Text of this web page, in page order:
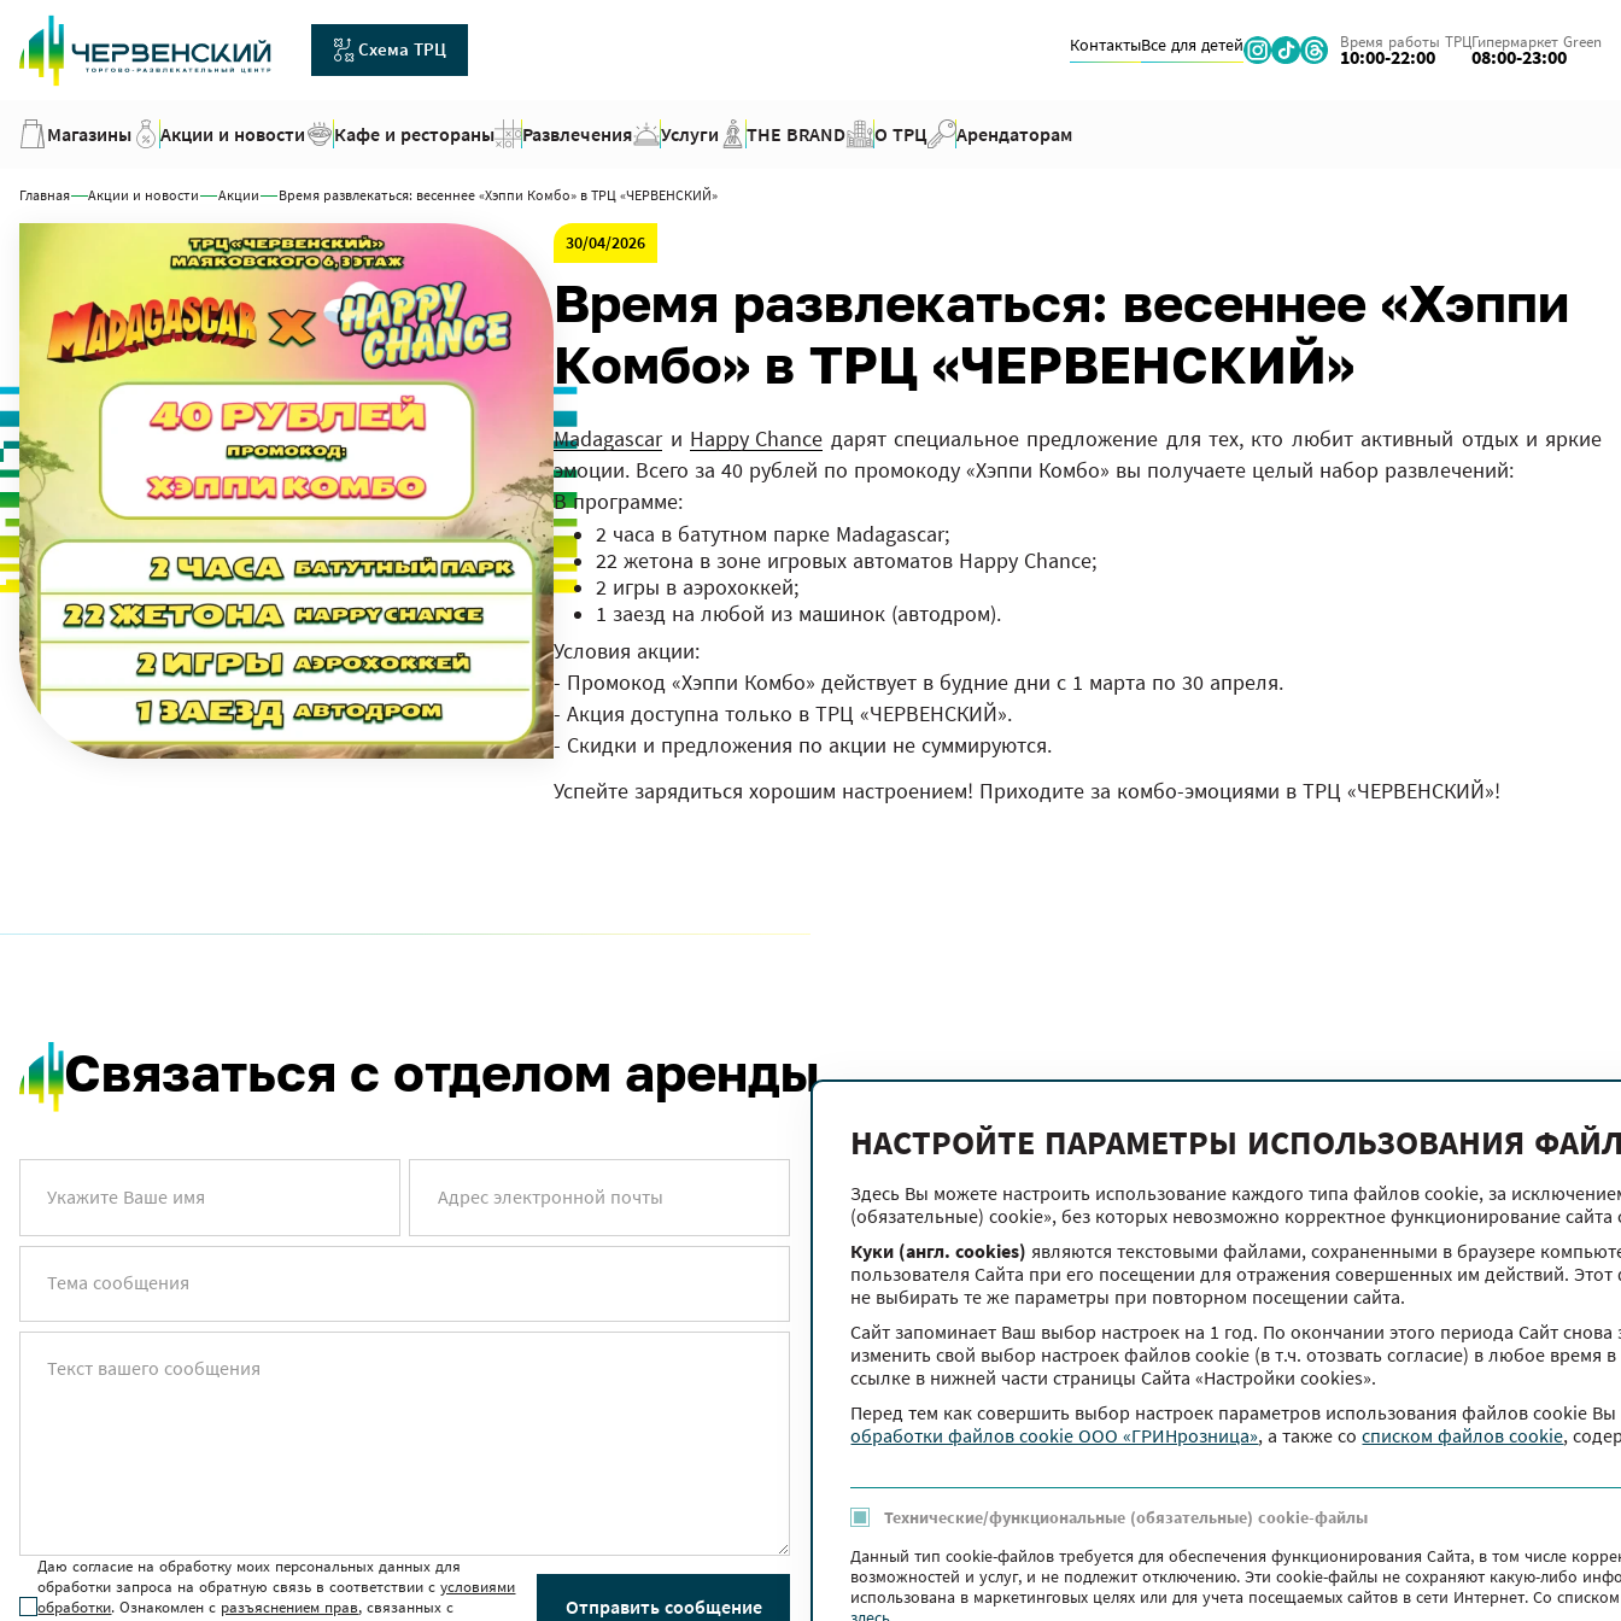
Схема ТРЦ КонтактыВсе для детей Время работы ТРЦ
10:00-22:00
Гипермаркет Green
08:00-23:00
Магазины Акции и новости Кафе и рестораны Развлечения Услуги THE BRAND О ТРЦ Арендаторам
Главная Акции и новости Акции Время развлекаться: весеннее «Хэппи Комбо» в ТРЦ «ЧЕРВЕНСКИЙ»
30/04/2026
Время развлекаться: весеннее «Хэппи
Комбо» в ТРЦ «ЧЕРВЕНСКИЙ»
Madagascarи Happy Chance дарят специальное предложение для тех, кто любит активный отдых и яркие
эмоции. Всего за 40 рублей по промокоду «Хэппи Комбо» вы получаете целый набор развлечений:
В программе:
2 часа в батутном парке Madagascar;
22 жетона в зоне игровых автоматов Happy Chance;
2 игры в аэрохоккей;
1 заезд на любой из машинок (автодром).
Условия акции:
- Промокод «Хэппи Комбо» действует в будние дни с 1 марта по 30 апреля.
- Акция доступна только в ТРЦ «ЧЕРВЕНСКИЙ».
- Скидки и предложения по акции не суммируются.
Успейте зарядиться хорошим настроением! Приходите за комбо-эмоциями в ТРЦ «ЧЕРВЕНСКИЙ»!
Связаться с отделом аренды
Укажите Ваше имя Адрес электронной почты
Тема сообщения
Текст вашего сообщения
Даю согласие на обработку моих персональных данных для
обработки запроса на обратную связь в соответствии сусловиями
обработки. Ознакомлен с разъяснением прав, связанных с
Отправить сообщение
На такси в ТРЦ Червенский
улица Маяковского, 6 Построить маршрут
НАСТРОЙТЕ ПАРАМЕТРЫ ИСПОЛЬЗОВАНИЯ
Здесь Вы можете настроить использование каждого типа файлов cookie, за
(обязательные) cookie», без которых невозможно корректное функционирование сайта
Куки (англ. cookies) являются текстовыми файлами, сохраненными в браузере
пользователя Сайта при его посещении для отражения совершенных им действий.
не выбирать те же параметры при повторном посещении сайта.
Сайт запоминает Ваш выбор настроек на 1 год. По окончании этого периода Сайт
изменить свой выбор настроек файлов сookie (в т.ч. отозвать согласие) в любое время
ссылке в нижней части страницы Сайта «Настройки cookies».
Перед тем как совершить выбор настроек параметров использования файлов сookie
обработки файлов cookie ООО «ГРИНрозница», а также coсписком файлов cookie,
Технические/функциональные (обязательные) cookie-файлы
Данный тип cookie-файлов требуется для обеспечения функционирования Сайта, в том числе
возможностей и услуг, и не подлежит отключению. Эти сookie-файлы не сохраняют какую-либо
использована в маркетинговых целях или для учета посещаемых сайтов в сети Интернет. Со